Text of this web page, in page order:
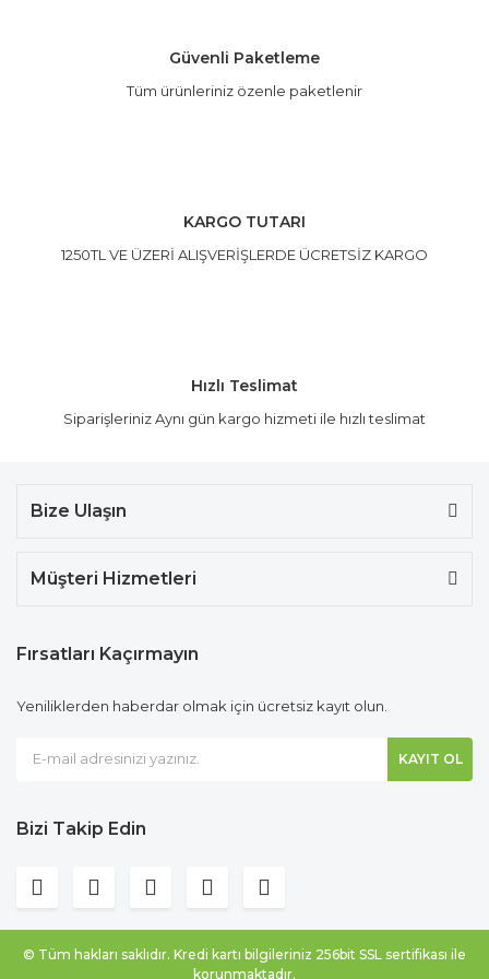
Güvenli Paketleme
Tüm ürünleriniz özenle paketlenir
KARGO TUTARI
1250TL VE ÜZERİ ALIŞVERİŞLERDE ÜCRETSİZ KARGO
Hızlı Teslimat
Siparişleriniz Aynı gün kargo hizmeti ile hızlı teslimat
Bize Ulaşın
Müşteri Hizmetleri
Fırsatları Kaçırmayın
Yeniliklerden haberdar olmak için ücretsiz kayıt olun.
KAYIT OL
Bizi Takip Edin
© Tüm hakları saklıdır. Kredi kartı bilgileriniz 256bit SSL sertifikası ile
korunmaktadır.